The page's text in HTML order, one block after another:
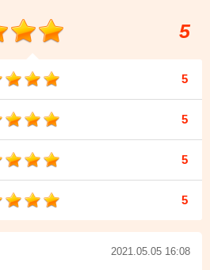
5
5
5
5
5
2021.05.05 16:08